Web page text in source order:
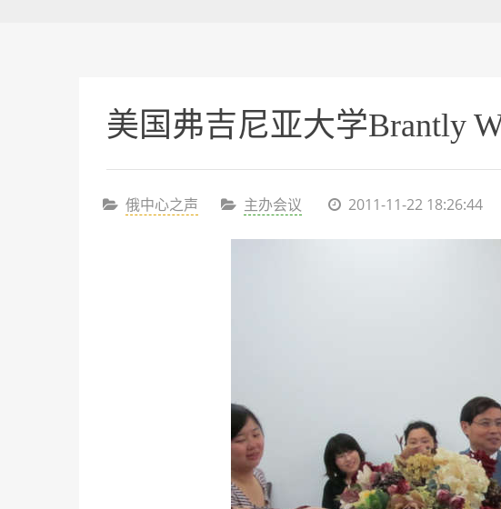
美国弗吉尼亚大学Brantly
俄中心之声 主办会议 2011-11-22 18:26:44